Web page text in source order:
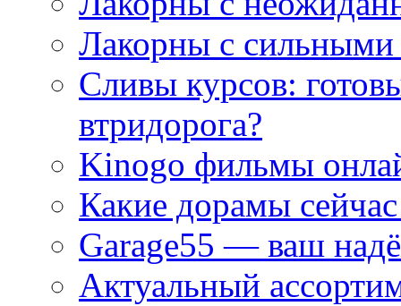
Лакорны с сильными
Сливы курсов:
втридорога?
Kinogo фильмы
Какие дорамы
Garage55 — ваш
Актуальный